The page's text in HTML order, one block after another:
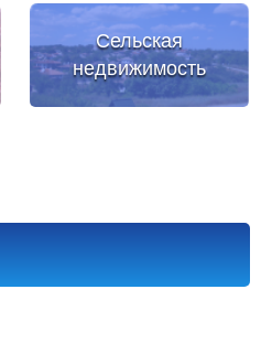
Сельская
недвижимость